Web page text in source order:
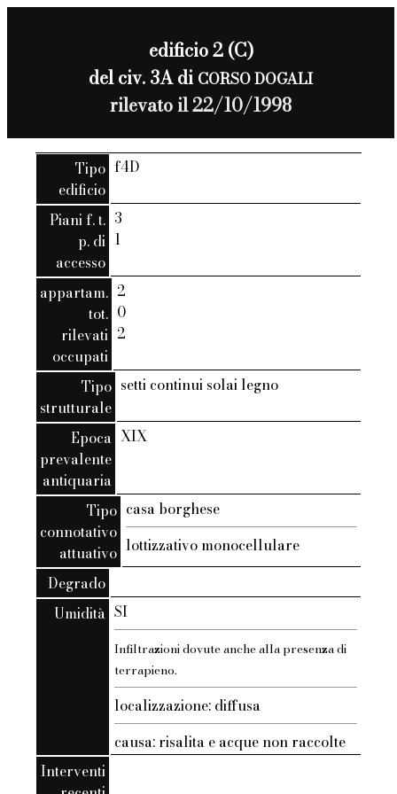
edificio 2 (C)
del civ. 3A di CORSO DOGALI
rilevato il 22/10/1998
Tipo
edificio
f4D
Piani f. t.
p. di
accesso
3
1
appartam.
tot.
rilevati
occupati
2
0
2
Tipo
strutturale
setti continui solai legno
Epoca
prevalente
antiquaria
XIX
Tipo
connotativo
attuativo
casa borghese
lottizzativo monocellulare
Degrado
Umidità SI
Infiltrazioni dovute anche alla presenza di
terrapieno.
localizzazione: diffusa
causa: risalita e acque non raccolte
Interventi